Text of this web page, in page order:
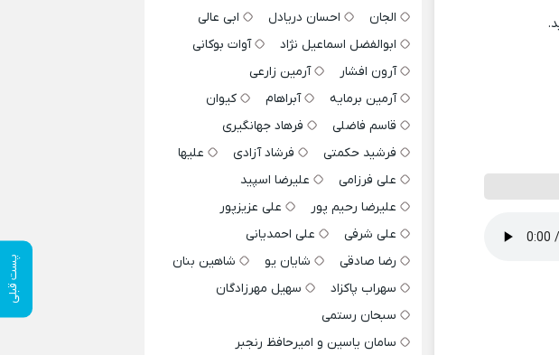
پست قبلی
الجان
احسان دریادل
ابی عالی
ابوالفضل اسماعیل نژاد
آوات بوکانی
آرون افشار
آرمین زارعی
آرمین برمایه
آبراهام
کیوان
قاسم فاضلی
فرهاد جهانگیری
فرشید حکمتی
فرشاد آزادی
علیها
علی فرزامی
علیرضا اسپید
علیرضا رحیم پور
علی عزیزپور
علی شرفی
علی احمدیانی
رضا صادقی
شایان یو
شاهین بنان
سهراب پاکزاد
سهیل مهرزادگان
سبحان رستمی
سامان یاسین و امیرحافظ رنجبر